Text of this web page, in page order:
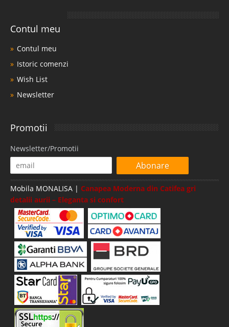
Contul meu
Contul meu
Istoric comenzi
Wish List
Newsletter
Promotii
Newsletter/Promotii
Abonare
Mobila MONALISA | Canapea Moderna din Catifea gri
detalii aurii – Eleganta si confort